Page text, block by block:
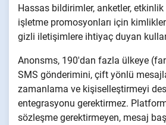
Hassas bildirimler, anketler,
işletme promosyonları için
gizli iletişimlere ihtiyaç duyan
Anonsms, 190'dan fazla ülkeye
SMS gönderimini, çift yönlü
zamanlama ve kişiselleştirmeyi
entegrasyonu gerektirmez.
sözleşme gerektirmeyen, mesaj